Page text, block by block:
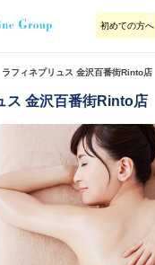
初めての方へ
ラフィネプリュス 金沢百番街Rinto店
ス 金沢百番街Rinto店